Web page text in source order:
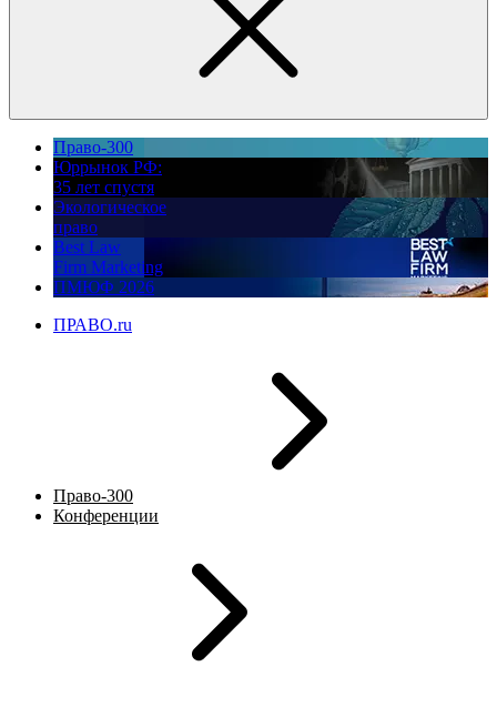
Право-300
Юррынок РФ:
35 лет спустя
Экологическое
право
Best Law
Firm Marketing
ПМЮФ 2026
ПРАВО.ru
Право-300
Конференции